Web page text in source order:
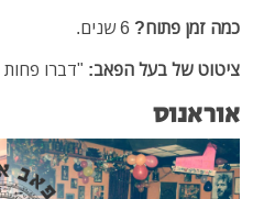
כמה זמן פתוח?
ציטוט של בעל הפאב: "דברו פחות
אוראנוס